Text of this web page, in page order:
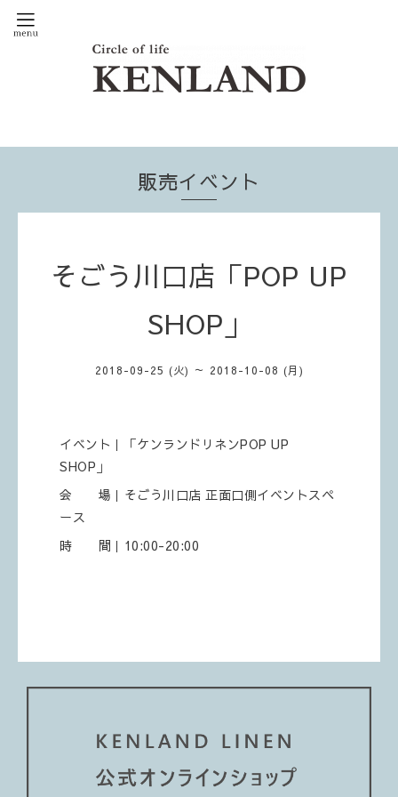
販売イベント
そごう川口店「POP UP
SHOP」
2018-09-25 (火) ～ 2018-10-08 (月)
イベント｜「ケンランドリネンPOP UP
SHOP」
会 場｜そごう川口店 正面口側イベントスペ
ース
時 間｜10:00-20:00